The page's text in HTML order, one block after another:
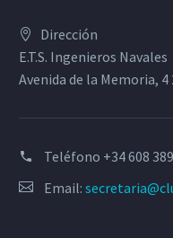
Dirección
E.T.S. Ingenieros Navales
Avenida de la Memoria, 4
Teléfono +34 608
Email: